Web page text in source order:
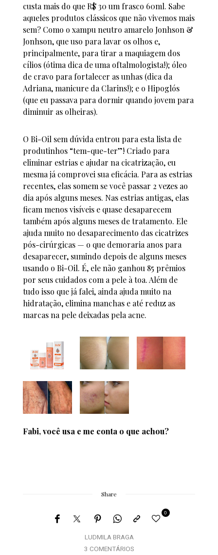
custa mais do que R$ 30 um frasco 60ml. Sabe
aqueles produtos clássicos que não vivemos mais
sem? Como o xampu neutro amarelo Jonhson &
Jonhson, que uso para lavar os olhos e,
principalmente, para tirar a maquiagem dos
cílios (ótima dica de uma oftalmologista!); óleo
de cravo para fortalecer as unhas (dica da
Adriana, manicure da Clarins!); e o Hipoglós
(que eu passava para dormir quando jovem para
diminuir as olheiras).
O Bi-Oil sem dúvida entrou para esta lista de
produtinhos “tem-que-ter”! Criado para
eliminar estrias e ajudar na cicatrização, eu
mesma já comprovei sua eficácia. Para as estrias
recentes, elas somem se você passar 2 vezes ao
dia após alguns meses. Nas estrias antigas, elas
ficam menos visíveis e quase desaparecem
também após alguns meses de tratamento. Ele
ajuda muito no desaparecimento das cicatrizes
pós-cirúrgicas — o que demoraria anos para
desaparecer, sumindo depois de alguns meses
usando o Bi-Oil. É, ele não ganhou 85 prêmios
por seus cuidados com a pele à toa. Além de
tudo isso que já falei, ainda ajuda muito na
hidratação, elimina manchas e até reduz as
marcas na pele deixadas pela acne.
Fabi, você usa e me conta o que achou?
Share
LUDMILA BRAGA
0
3 COMENTÁRIOS